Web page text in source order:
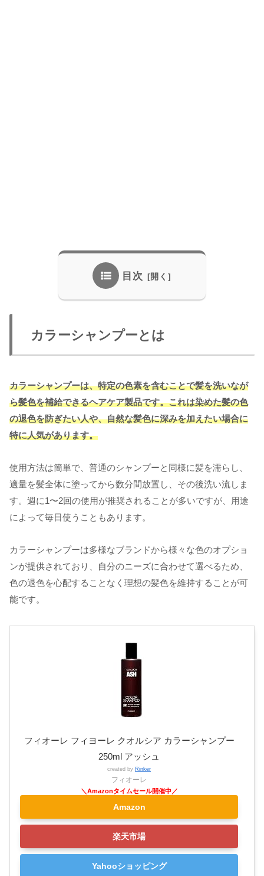
目次
カラーシャンプーとは
カラーシャンプーは、特定の色素を含むことで髪を洗いなが
ら髪色を補給できるヘアケア製品です。これは染めた髪の色
の退色を防ぎたい人や、自然な髪色に深みを加えたい場合に
特に人気があります。
使用方法は簡単で、普通のシャンプーと同様に髪を濡らし、
適量を髪全体に塗ってから数分間放置し、その後洗い流しま
す。週に1〜2回の使用が推奨されることが多いですが、用途
によって毎日使うこともあります。
カラーシャンプーは多様なブランドから様々な色のオプショ
ンが提供されており、自分のニーズに合わせて選べるため、
色の退色を心配することなく理想の髪色を維持することが可
能です。
フィオーレ フィヨーレ クオルシア カラーシャンプー
250ml アッシュ
created by Rinker
フィオーレ
Amazon
楽天市場
Yahooショッピング